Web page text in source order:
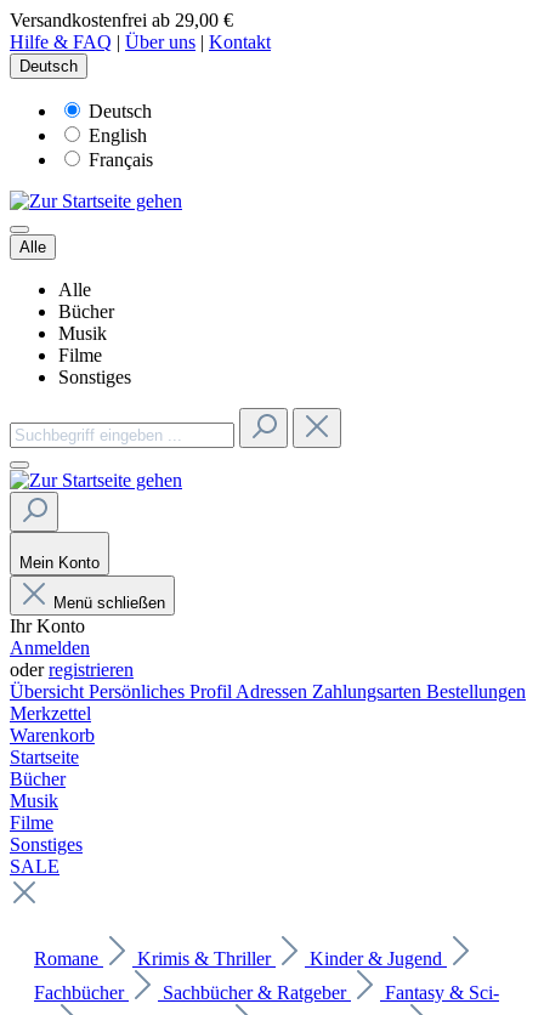
Versandkostenfrei ab 29,00 €
Hilfe & FAQ | Über uns | Kontakt
Deutsch
Deutsch
English
Français
Alle
Alle
Bücher
Musik
Filme
Sonstiges
Mein Konto
Menü schließen
Ihr Konto
Anmelden
oderregistrieren
Übersicht Persönliches Profil Adressen Zahlungsarten Bestellungen
Merkzettel
Warenkorb
Startseite
Bücher
Musik
Filme
Sonstiges
SALE
Romane Krimis & Thriller
Kinder & Jugend
Fachbücher
Sachbücher & Ratgeber
Fantasy & Sci-